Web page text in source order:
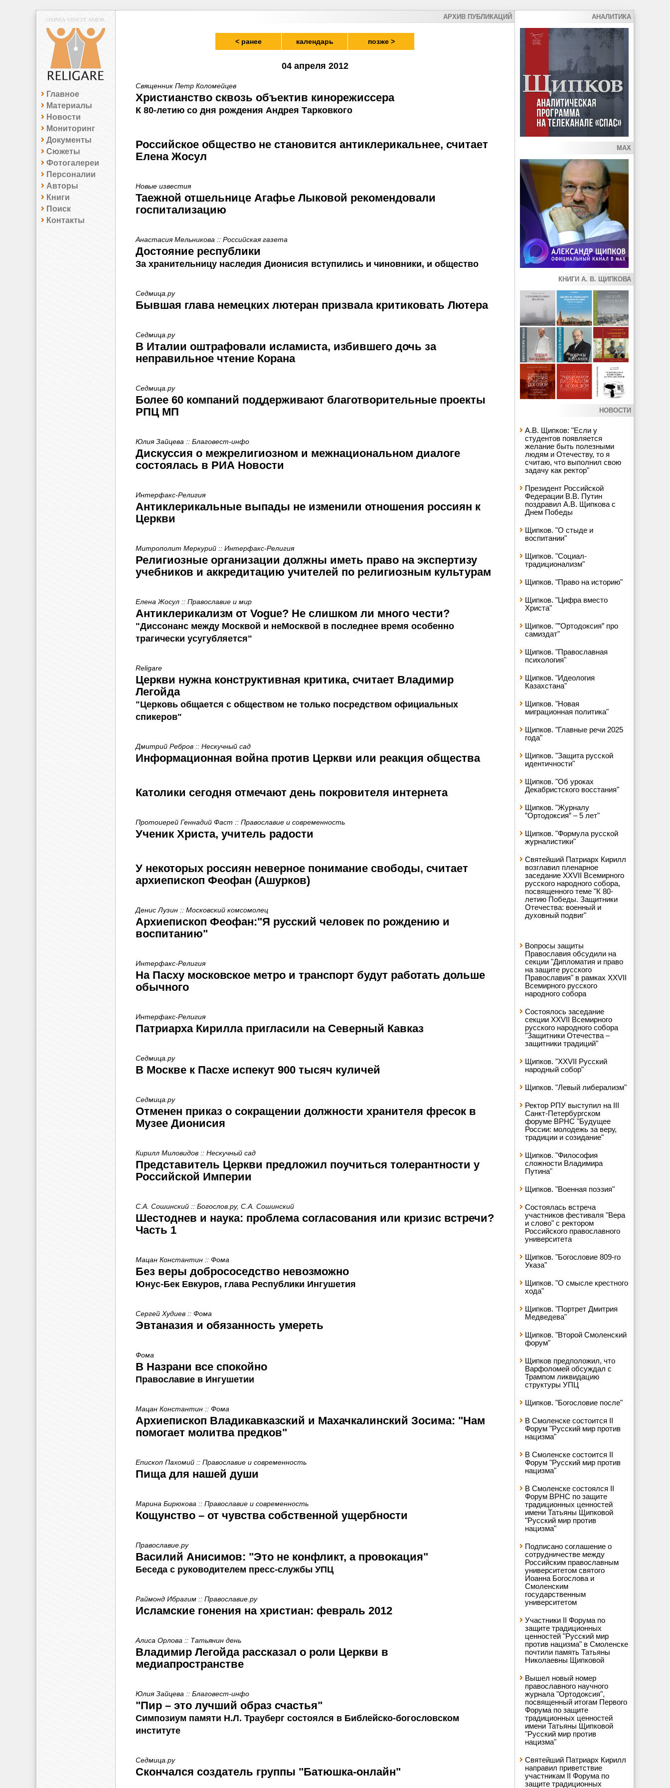
Главное
Материалы
Новости
Мониторинг
Документы
Сюжеты
Фотогалереи
Персоналии
Авторы
Книги
Поиск
Контакты
АРХИВ ПУБЛИКАЦИЙ
< ранее календарь позже >
04 апреля 2012
Священник Петр Коломейцев
Христианство сквозь объектив кинорежиссера
К 80-летию со дня рождения Андрея Тарковкого
Российское общество не становится антиклерикальнее, считает
Елена Жосул
Новые известия
Таежной отшельнице Агафье Лыковой рекомендовали
госпитализацию
Анастасия Мельникова :: Российская газета
Достояние республики
За хранительницу наследия Дионисия вступились и чиновники, и общество
Седмица.ру
Бывшая глава немецких лютеран призвала критиковать Лютера
Седмица.ру
В Италии оштрафовали исламиста, избившего дочь за
неправильное чтение Корана
Седмица.ру
Более 60 компаний поддерживают благотворительные проекты
РПЦ МП
Юлия Зайцева :: Благовест-инфо
Дискуссия о межрелигиозном и межнациональном диалоге
состоялась в РИА Новости
Интерфакс-Религия
Антиклерикальные выпады не изменили отношения россиян к
Церкви
Митрополит Меркурий :: Интерфакс-Религия
Религиозные организации должны иметь право на экспертизу
учебников и аккредитацию учителей по религиозным культурам
Елена Жосул :: Православие и мир
Антиклерикализм от Vogue? Не слишком ли много чести?
"Диссонанс между Москвой и неМосквой в последнее время особенно
трагически усугубляется"
Religare
Церкви нужна конструктивная критика, считает Владимир
Легойда
"Церковь общается с обществом не только посредством официальных
спикеров"
Дмитрий Ребров :: Нескучный сад
Информационная война против Церкви или реакция общества
Католики сегодня отмечают день покровителя интернета
Протоиерей Геннадий Фаст :: Православие и современность
Ученик Христа, учитель радости
У некоторых россиян неверное понимание свободы, считает
архиепископ Феофан (Ашурков)
Денис Лузин :: Московский комсомолец
Архиепископ Феофан:"Я русский человек по рождению и
воспитанию"
Интерфакс-Религия
На Пасху московское метро и транспорт будут работать дольше
обычного
Интерфакс-Религия
Патриарха Кирилла пригласили на Северный Кавказ
Седмица.ру
В Москве к Пасхе испекут 900 тысяч куличей
Седмица.ру
Отменен приказ о сокращении должности хранителя фресок в
Музее Дионисия
Кирилл Миловидов :: Нескучный сад
Представитель Церкви предложил поучиться толерантности у
Российской Империи
С.А. Сошинский :: Богослов.ру, С.А. Сошинский
Шестоднев и наука: проблема согласования или кризис встречи?
Часть 1
Мацан Константин :: Фома
Без веры добрососедство невозможно
Юнус-Бек Евкуров, глава Республики Ингушетия
Сергей Худиев :: Фома
Эвтаназия и обязанность умереть
Фома
В Назрани все спокойно
Православие в Ингушетии
Мацан Константин :: Фома
Архиепископ Владикавказский и Махачкалинский Зосима: "Нам
помогает молитва предков"
Епископ Пахомий :: Православие и современность
Пища для нашей души
Марина Бирюкова :: Православие и современность
Кощунство – от чувства собственной ущербности
Православие.ру
Василий Анисимов: "Это не конфликт, а провокация"
Беседа с руководителем пресс-службы УПЦ
Раймонд Ибрагим :: Православие.ру
Исламские гонения на христиан: февраль 2012
Алиса Орлова :: Татьянин день
Владимир Легойда рассказал о роли Церкви в
медиапространстве
Юлия Зайцева :: Благовест-инфо
"Пир – это лучший образ счастья"
Симпозиум памяти Н.Л. Трауберг состоялся в Библейско-богословском
институте
Седмица.ру
Скончался создатель группы "Батюшка-онлайн"
АНАЛИТИКА
MAX
КНИГИ А. В. ЩИПКОВА
НОВОСТИ
А.В. Щипков: "Если у
студентов появляется
желание быть полезными
людям и Отечеству, то я
считаю, что выполнил свою
задачу как ректор"
Президент Российской
Федерации В.В. Путин
поздравил А.В. Щипкова с
Днем Победы
Щипков. "О стыде и
воспитании"
Щипков. "Социал-
традиционализм"
Щипков. "Право на историю"
Щипков. "Цифра вместо
Христа"
Щипков. "”Ортодоксия” про
самиздат"
Щипков. "Православная
психология"
Щипков. "Идеология
Казахстана"
Щипков. "Новая
миграционная политика"
Щипков. "Главные речи 2025
года"
Щипков. "Защита русской
идентичности"
Щипков. "Об уроках
Декабристского восстания"
Щипков. "Журналу
”Ортодоксия” – 5 лет"
Щипков. "Формула русской
журналистики"
Святейший Патриарх Кирилл
возглавил пленарное
заседание XXVII Всемирного
русского народного собора,
посвященного теме "К 80-
летию Победы. Защитники
Отечества: военный и
духовный подвиг"
Вопросы защиты
Православия обсудили на
секции "Дипломатия и право
на защите русского
Православия" в рамках XXVII
Всемирного русского
народного собора
Состоялось заседание
секции XXVII Всемирного
русского народного собора
"Защитники Отечества –
защитники традиций"
Щипков. "XXVII Русский
народный собор"
Щипков. "Левый либерализм"
Ректор РПУ выступил на III
Санкт-Петербургском
форуме ВРНС "Будущее
России: молодежь за веру,
традиции и созидание"
Щипков. "Философия
сложности Владимира
Путина"
Щипков. "Военная поэзия"
Состоялась встреча
участников фестиваля "Вера
и слово" с ректором
Российского православного
университета
Щипков. "Богословие 809-го
Указа"
Щипков. "О смысле крестного
хода"
Щипков. "Портрет Дмитрия
Медведева"
Щипков. "Второй Смоленский
форум"
Щипков предположил, что
Варфоломей обсуждал с
Трампом ликвидацию
структуры УПЦ
Щипков. "Богословие после"
В Смоленске состоится II
Форум "Русский мир против
нацизма"
В Смоленске состоится II
Форум "Русский мир против
нацизма"
В Смоленске состоялся II
Форум ВРНС по защите
традиционных ценностей
имени Татьяны Щипковой
"Русский мир против
нацизма"
Подписано соглашение о
сотрудничестве между
Российским православным
университетом святого
Иоанна Богослова и
Смоленским
государственным
университетом
Участники II Форума по
защите традиционных
ценностей "Русский мир
против нацизма" в Смоленске
почтили память Татьяны
Николаевны Щипковой
Вышел новый номер
православного научного
журнала "Ортодоксия",
посвященный итогам Первого
Форума по защите
традиционных ценностей
имени Татьяны Щипковой
"Русский мир против
нацизма"
Святейший Патриарх Кирилл
направил приветствие
участникам II Форума по
защите традиционных